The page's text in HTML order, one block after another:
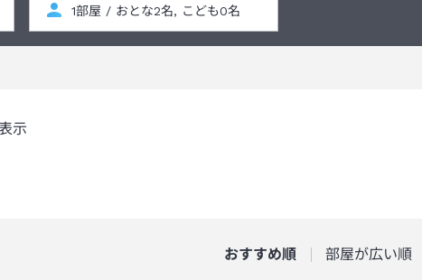
示
おすすめ順 部屋が広い順